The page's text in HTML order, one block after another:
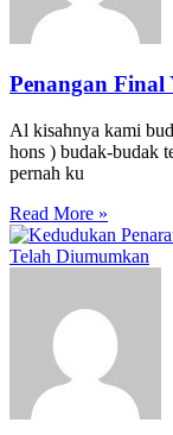
Penangan Final
Al kisahnya kami
hons ) budak-budak
pernah ku
Read More »